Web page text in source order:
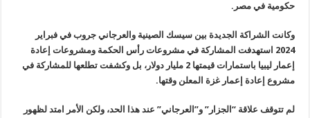
حكومية في مصر.
وكانت الشراكة الجديدة بين سيسك الصينية والعرجاني جروب في فبراير
2024 استهدفت المشاركة في مشروعات رأس الحكمة ومشروعات إعادة
إعمار ليبيا باستمارات قيمتها 2 مليار دولار، بل وكشفت تطلعها للمشاركة في
مشروع إعادة إعمار غزة المعلن وقتها.
لم تتوقف علاقة “الجزار” و”العرجاني” عند هذا الحد، ولكن الأمر امتد لظهور